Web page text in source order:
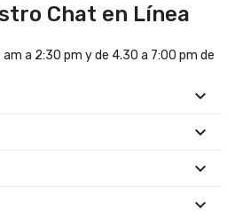
Chat en Línea
a 2:30 pm y de 4.30 a 7:00 pm de



